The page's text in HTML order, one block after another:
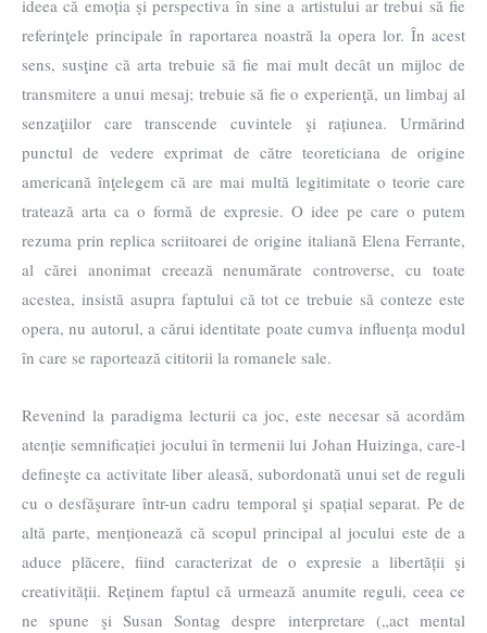
ideea că emoția şi perspectiva în sine a artistului ar trebui să fie
referinţele principale în raportarea noastră la opera lor. În acest
sens, susţine că arta trebuie să fie mai mult decât un mijloc de
transmitere a unui mesaj; trebuie să fie o experienţă, un limbaj al
senzaţiilor care transcende cuvintele şi rațiunea. Urmărind
punctul de vedere exprimat de către teoreticiana de origine
americană înţelegem că are mai multă legitimitate o teorie care
tratează arta ca o formă de expresie. O idee pe care o putem
rezuma prin replica scriitoarei de origine italiană Elena Ferrante,
al cărei anonimat creează nenumărate controverse, cu toate
acestea, insistă asupra faptului că tot ce trebuie să conteze este
opera, nu autorul, a cărui identitate poate cumva influența modul
în care se raportează cititorii la romanele sale.
Revenind la paradigma lecturii ca joc, este necesar să acordăm
atenție semnificației jocului în termenii lui Johan Huizinga, care-l
defineşte ca activitate liber aleasă, subordonată unui set de reguli
cu o desfăşurare într-un cadru temporal şi spațial separat. Pe de
altă parte, menționează că scopul principal al jocului este de a
aduce plăcere, fiind caracterizat de o expresie a libertății şi
creativității. Reținem faptul că urmează anumite reguli, ceea ce
ne spune şi Susan Sontag despre interpretare („act mental